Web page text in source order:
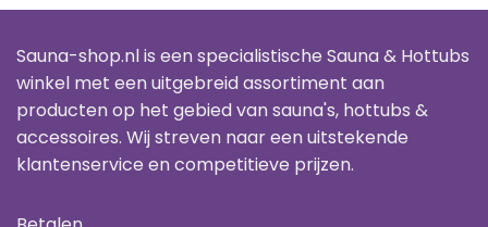
Sauna-shop.nl is een specialistische Sauna & Hottubs
winkel met een uitgebreid assortiment aan
producten op het gebied van sauna's, hottubs &
accessoires. Wij streven naar een uitstekende
klantenservice en competitieve prijzen.